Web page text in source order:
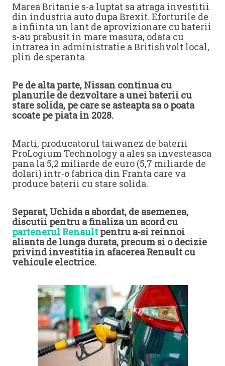
Marea Britanie s-a luptat sa atraga investitii
din industria auto dupa Brexit. Eforturile de
a infiinta un lant de aprovizionare cu baterii
s-au prabusit in mare masura, odata cu
intrarea in administratie a Britishvolt local,
plin de speranta.
Pe de alta parte, Nissan continua cu
planurile de dezvoltare a unei baterii cu
stare solida, pe care se asteapta sa o poata
scoate pe piata in 2028.
Marti, producatorul taiwanez de baterii
ProLogium Technology a ales sa investeasca
pana la 5,2 miliarde de euro (5,7 miliarde de
dolari) intr-o fabrica din Franta care va
produce baterii cu stare solida.
Separat, Uchida a abordat, de asemenea,
discutii pentru a finaliza un acord cu
partenerul Renaultpentru a-si reinnoi
alianta de lunga durata, precum si o decizie
privind investitia in afacerea Renault cu
vehicule electrice.